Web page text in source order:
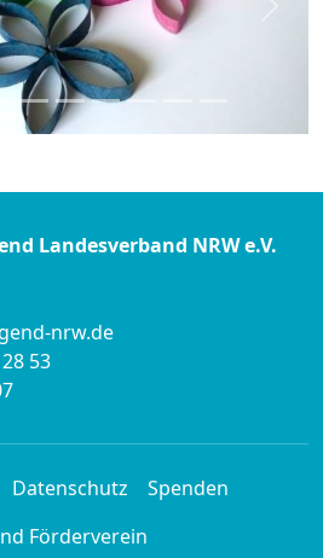
Landesverband NRW e.V.
nrw.de
53
Datenschutz
Spenden
Förderverein